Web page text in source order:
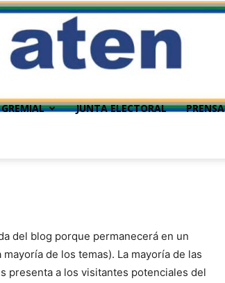
GREMIAL JUNTA ELECTORAL PRENSA
del blog porque permanecerá en un
de los temas). La mayoría de las
presenta a los visitantes potenciales del